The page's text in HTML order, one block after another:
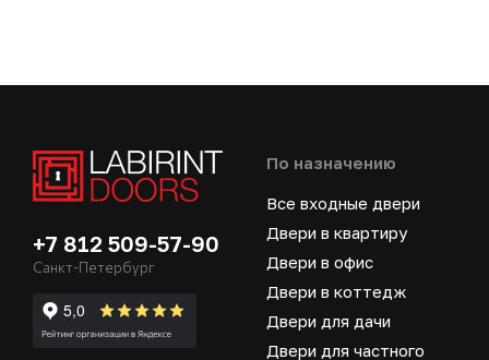
+7 812 509-57-90
Санкт-Петербург
По назначению
Все входные двери
Двери в квартиру
Двери в офис
Двери в коттедж
Двери для дачи
Двери для частного